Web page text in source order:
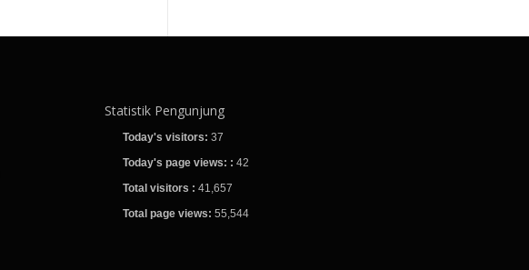
Statistik Pengunjung
Today's visitors: 37
Today's page views: : 42
Total visitors : 41,657
Total page views: 55,544